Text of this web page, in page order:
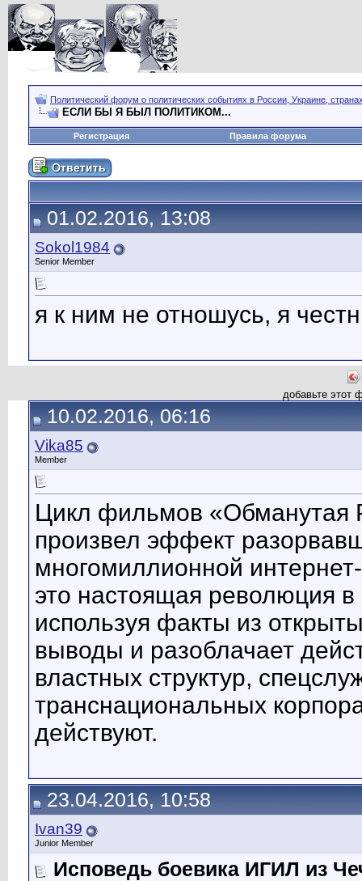
Политический форум о политических событиях в России, Украине,
ЕСЛИ БЫ Я БЫЛ ПОЛИТИКОМ...
Регистрация Правила форума
01.02.2016, 13:08
Sokol1984
Senior Member
я к ним не отношусь, я
добавьте этот
10.02.2016, 06:16
Vika85
Member
Цикл фильмов «Обманутая
произвел эффект
многомиллионной
это настоящая революция
используя факты из
выводы и разоблачает
властных структур,
транснациональных
действуют.
23.04.2016, 10:58
Ivan39
Junior Member
Исповедь боевика ИГИЛ из